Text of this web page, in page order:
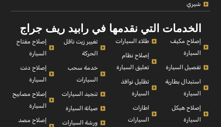
شيري
الخدمات التي نقدمها في رابيد ريف جراج
إصلاح مكيف
السيارة
تفصيل السيارة
استبدال بطارية
السيارة
إصلاح هيكل
السيارة
طلاء السيارات
إصلاح نظام
تعليق السيارة
تظليل نوافذ
السيارة
اطارات
السيارات
تغيير زيت ناقل
الحركة
خدمة سحب
السيارات
تنجيد السيارات
صيانة السيارة
ورشة السيارات
إصلاح مفتاح
السيارة
إصلاح دنت
السيارة
إصلاح مصابيح
السيارة
إصلاح مصد